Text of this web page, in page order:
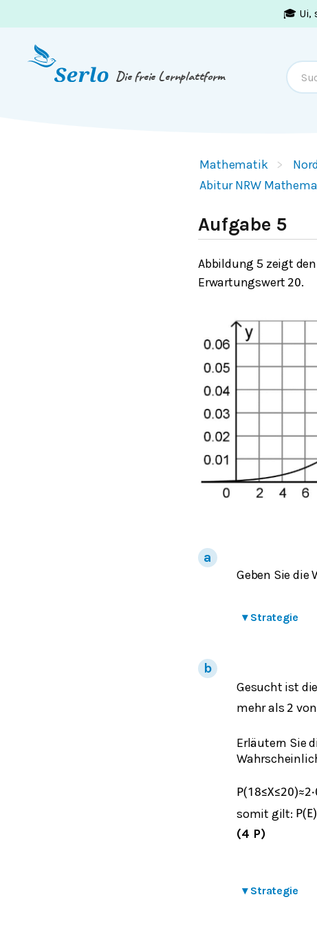
🎓 Ui,
Die freie Lernplattform
Mathematik
Abitur NRW
Aufgabe 5
Abbildung 5 zeigt
Erwartungswert 20.
Geben Sie
▾ Strategie
Gesucht ist
mehr als 2 von
Erläutern Sie
P(18≤X≤20)≈2⋅
somit gilt: P( E)
(4 P)
▾ Strategie